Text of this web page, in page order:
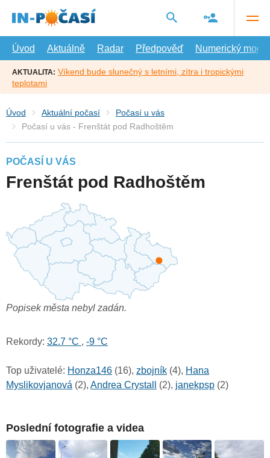
hlavní
Úvod
Aktuálně Radar Předpověď Numerický model
AKTUALITA: Víkend bude slunečný s letními, zítra i tropickými
teplotami
Úvod Aktuální počasí
Počasí u vás
Počasí u vás - Frenštát pod Radhoštěm
POČASÍ U VÁS
Frenštát pod Radhoštěm
Popisek města nebyl zadán.
Rekordy: 32.7 °C , -9 °C
Top uživatelé: Honza146 (16), zbojník (4), Hana
Myslikovjanová (2), Andrea Crystall (2), janekpsp (2)
Poslední fotografie a videa